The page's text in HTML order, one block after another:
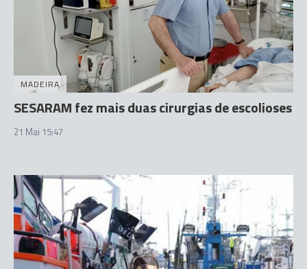
MADEIRA
SESARAM fez mais duas cirurgias de escolioses
21 Mai 15:47